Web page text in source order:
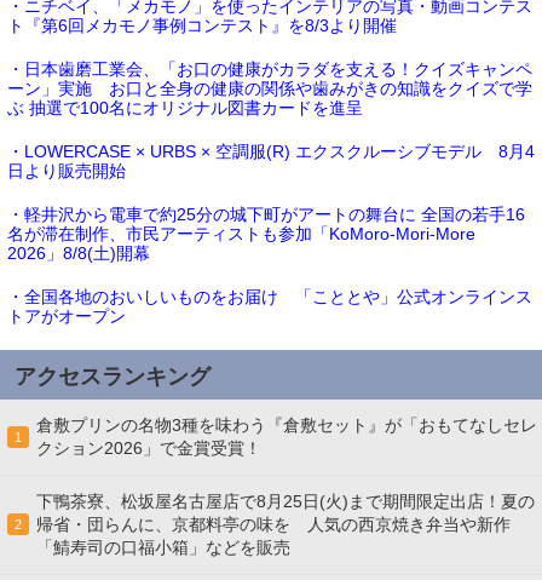
・ニチベイ、「メカモノ」を使ったインテリアの写真・動画コンテス
ト『第6回メカモノ事例コンテスト』を8/3より開催
・日本歯磨工業会、「お口の健康がカラダを支える！クイズキャンペ
ーン」実施 お口と全身の健康の関係や歯みがきの知識をクイズで学
ぶ 抽選で100名にオリジナル図書カードを進呈
・LOWERCASE × URBS × 空調服(R) エクスクルーシブモデル 8月4
日より販売開始
・軽井沢から電車で約25分の城下町がアートの舞台に 全国の若手16
名が滞在制作、市民アーティストも参加「KoMoro-Mori-More
2026」8/8(土)開幕
・全国各地のおいしいものをお届け 「こととや」公式オンラインス
トアがオープン
アクセスランキング
1
倉敷プリンの名物3種を味わう『倉敷セット』が「おもてなしセレ
クション2026」で金賞受賞！
2
下鴨茶寮、松坂屋名古屋店で8月25日(火)まで期間限定出店！夏の
帰省・団らんに、京都料亭の味を 人気の西京焼き弁当や新作
「鯖寿司の口福小箱」などを販売